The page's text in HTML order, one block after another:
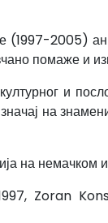
2005)
помаже и
и
на
на немачком и
Zoran